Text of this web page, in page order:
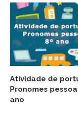
Atividade de
Pronomes
ano